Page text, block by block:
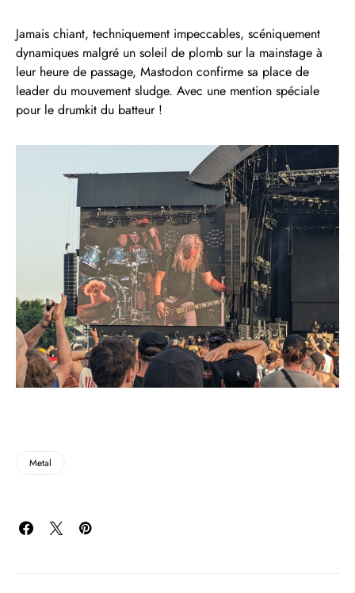
Jamais chiant, techniquement impeccables, scéniquement
dynamiques malgré un soleil de plomb sur la mainstage à
leur heure de passage, Mastodon confirme sa place de
leader du mouvement sludge. Avec une mention spéciale
pour le drumkit du batteur !
Metal